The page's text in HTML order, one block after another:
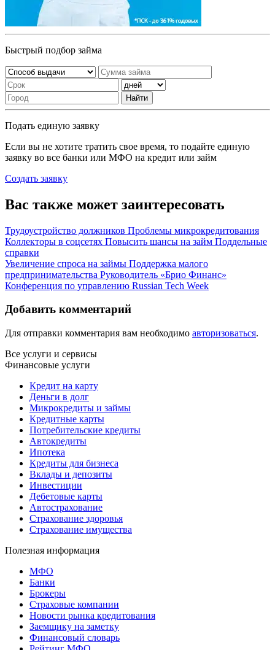
Быстрый подбор займа
Найти
Подать единую заявку
Если вы не хотите тратить свое время, то подайте единую
заявку во все банки или МФО на кредит или займ
Создать заявку
Вас также может заинтересовать
Трудоустройство должников Проблемы микрокредитования
Коллекторы в соцсетях Повысить шансы на займ Поддельные
справки
Увеличение спроса на займы Поддержка малого
предпринимательства Руководитель «Брио Финанс»
Конференция по управлению Russian Tech Week
Добавить комментарий
Для отправки комментария вам необходимо авторизоваться.
Все услуги и сервисы
Финансовые услуги
Кредит на карту
Деньги в долг
Микрокредиты и займы
Кредитные карты
Потребительские кредиты
Автокредиты
Ипотека
Кредиты для бизнеса
Вклады и депозиты
Инвестиции
Дебетовые карты
Автострахование
Страхование здоровья
Страхование имущества
Полезная информация
МФО
Банки
Брокеры
Страховые компании
Новости рынка кредитования
Заемщику на заметку
Финансовый словарь